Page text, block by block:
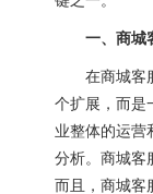
一、商城
在商城客服
个扩展，而是
业整体的运营
分析。商城客
而且，商城客